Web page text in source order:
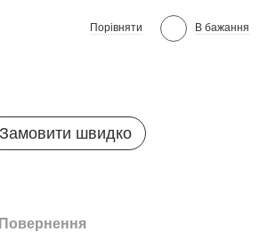
Порівняти В бажання
Замовити швидко
Повернення